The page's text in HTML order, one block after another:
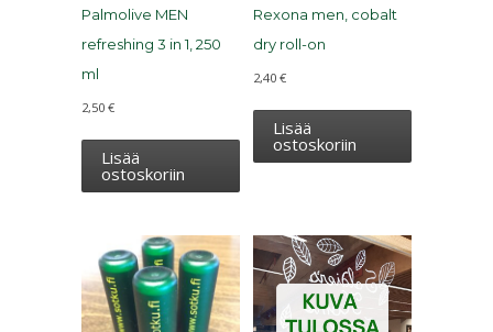
Palmolive MEN
refreshing 3 in 1, 250
ml
2,50 €
Lisää
ostoskoriin
Rexona men, cobalt
dry roll-on
2,40 €
Lisää
ostoskoriin